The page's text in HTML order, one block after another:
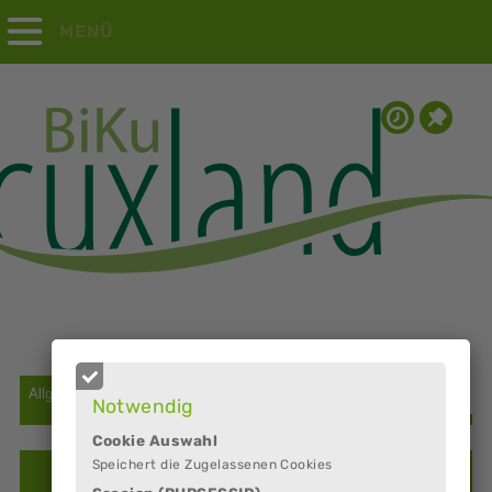
Notwendig
Cookie Auswahl
Speichert die Zugelassenen Cookies
MENÜ